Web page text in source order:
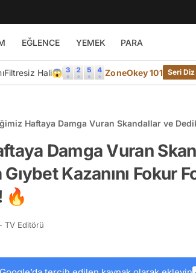
EĞLENCE YEMEK PARA
Filtresiz Hali😱 ZoneOkey 101 Seri Diz
Haftaya Damga Vuran Skandallar ve
Damga Vuran
Kazanını Fokur
🔥
- TV Editörü